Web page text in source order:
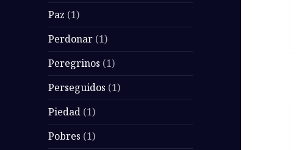
Paz (1)
Perdonar (1)
Peregrinos (1)
Perseguidos (1)
Piedad (1)
Pobres (1)